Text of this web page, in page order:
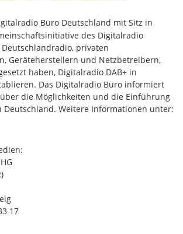
Büro Deutschland mit Sitz in
des Digitalradio
Deutschlandradio, privaten
Geräteherstellern und Netzbetreibern,
haben, Digitalradio DAB+ in
Das Digitalradio Büro informiert
die Möglichkeiten und die Einführung
Deutschland. Weitere Informationen unter:
17